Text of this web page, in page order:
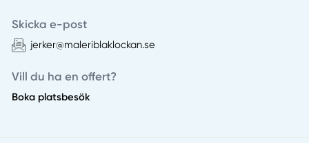
Skicka e-post
jerker@maleriblaklockan.se
Vill du ha en offert?
Boka platsbesök